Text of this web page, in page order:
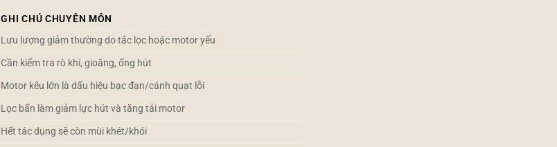
GHI CHÚ CHUYÊN MÔN
Lưu lượng giảm thường do tắc lọc hoặc motor yếu
Cần kiểm tra rò khí, gioăng, ống hút
Motor kêu lớn là dấu hiệu bạc đạn/cánh quạt lỗi
Lọc bẩn làm giảm lực hút và tăng tải motor
Hết tác dụng sẽ còn mùi khét/khói